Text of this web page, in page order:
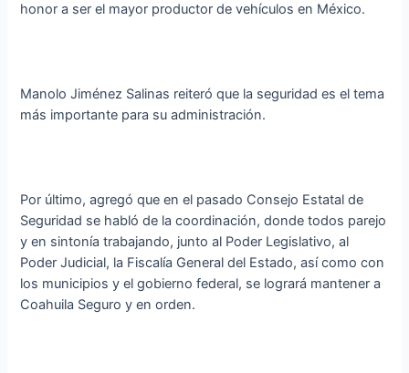
honor a ser el mayor productor de vehículos en México.
Manolo Jiménez Salinas reiteró que la seguridad es el tema
más importante para su administración.
Por último, agregó que en el pasado Consejo Estatal de
Seguridad se habló de la coordinación, donde todos parejo
y en sintonía trabajando, junto al Poder Legislativo, al
Poder Judicial, la Fiscalía General del Estado, así como con
los municipios y el gobierno federal, se logrará mantener a
Coahuila Seguro y en orden.